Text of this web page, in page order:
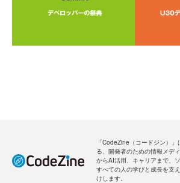
「CodeZine（コードジン）
る、開発者のための情報メデ
からAI活用、キャリアまで、
すべての人の学びと成長を支
けします。